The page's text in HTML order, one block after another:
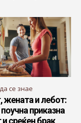
се знае
и лебот:
приказна
и среќен брак